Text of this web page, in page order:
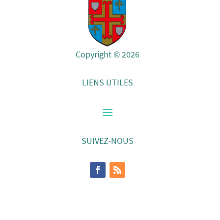
Copyright © 2026
LIENS UTILES
SUIVEZ-NOUS